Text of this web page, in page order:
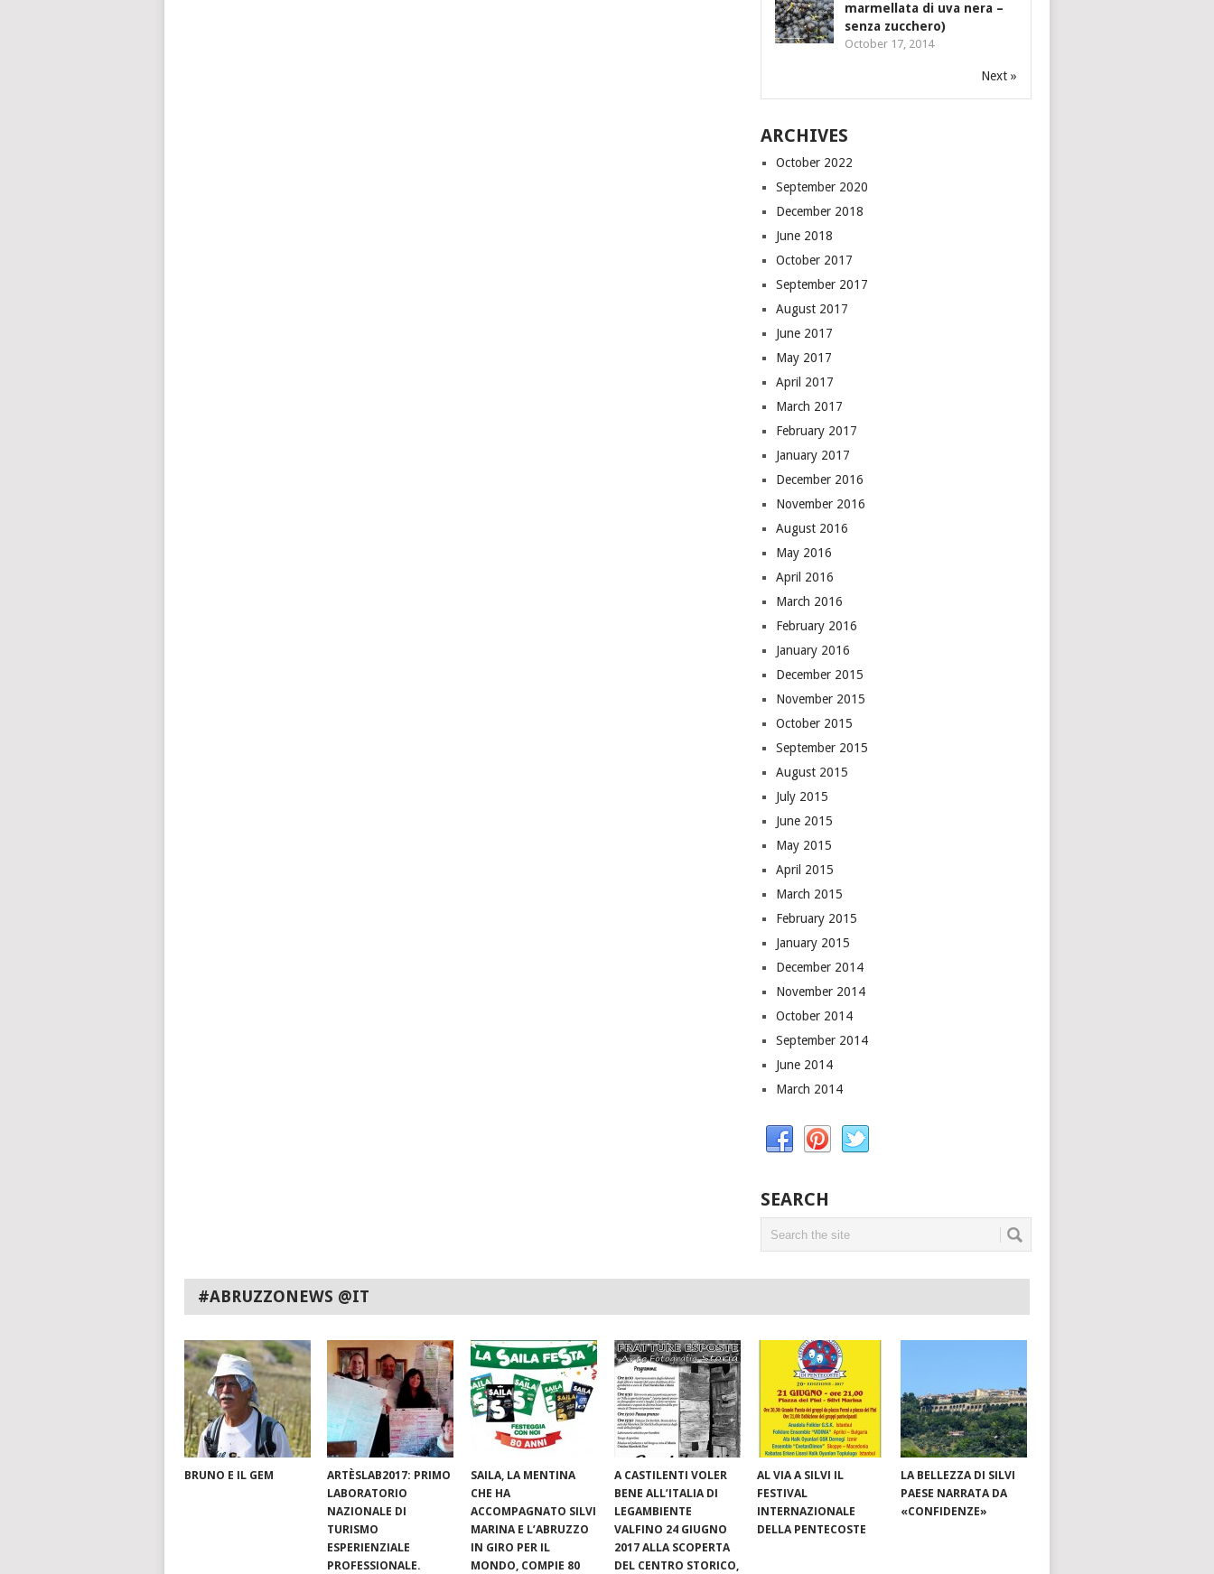
marmellata di uva nera –
senza zucchero)
October 17, 2014
Next »
ARCHIVES
October 2022
September 2020
December 2018
June 2018
October 2017
September 2017
August 2017
June 2017
May 2017
April 2017
March 2017
February 2017
January 2017
December 2016
November 2016
August 2016
May 2016
April 2016
March 2016
February 2016
January 2016
December 2015
November 2015
October 2015
September 2015
August 2015
July 2015
June 2015
May 2015
April 2015
March 2015
February 2015
January 2015
December 2014
November 2014
October 2014
September 2014
June 2014
March 2014
SEARCH
#ABRUZZONEWS @IT
BRUNO E IL GEM
ARTÈSLAB2017: PRIMO
LABORATORIO
NAZIONALE DI
TURISMO
ESPERIENZIALE
PROFESSIONALE.
SAILA, LA MENTINA
CHE HA
ACCOMPAGNATO SILVI
MARINA E L’ABRUZZO
IN GIRO PER IL
MONDO, COMPIE 80
A CASTILENTI VOLER
BENE ALL’ITALIA DI
LEGAMBIENTE
VALFINO 24 GIUGNO
2017 ALLA SCOPERTA
DEL CENTRO STORICO,
AL VIA A SILVI IL
FESTIVAL
INTERNAZIONALE
DELLA PENTECOSTE
LA BELLEZZA DI SILVI
PAESE NARRATA DA
«CONFIDENZE»